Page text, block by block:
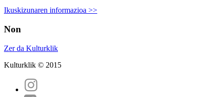
Ikuskizunaren informazioa >>
Non
Zer da Kulturklik
Kulturklik © 2015